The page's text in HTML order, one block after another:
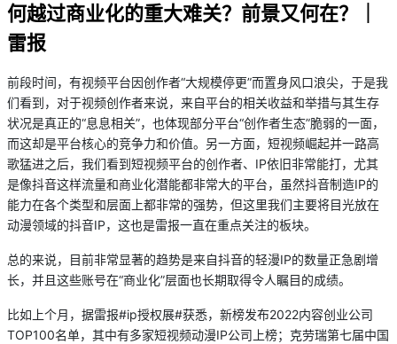
何越过商业化的重大难关？前景又何在？｜
雷报
前段时间，有视频平台因创作者“大规模停更”而置身风口浪尖，于是我
们看到，对于视频创作者来说，来自平台的相关收益和举措与其生存
状况是真正的“息息相关”，也体现部分平台“创作者生态”脆弱的一面，
而这却是平台核心的竞争力和价值。另一方面，短视频崛起并一路高
歌猛进之后，我们看到短视频平台的创作者、IP依旧非常能打，尤其
是像抖音这样流量和商业化潜能都非常大的平台，虽然抖音制造IP的
能力在各个类型和层面上都非常的强势，但这里我们主要将目光放在
动漫领域的抖音IP，这也是雷报一直在重点关注的板块。
总的来说，目前非常显著的趋势是来自抖音的轻漫IP的数量正急剧增
长，并且这些账号在“商业化”层面也长期取得令人瞩目的成绩。
比如上个月，据雷报#ip授权展#获悉，新榜发布2022内容创业公司
TOP100名单，其中有多家短视频动漫IP公司上榜；克劳瑞第七届中国